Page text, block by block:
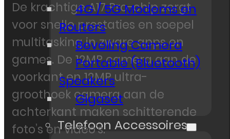
4G / 5G Modems en
Routers
Beveling Camera
Portable (Bluetooth)
Speakers
Gigaset
Telefoon Accessoires
De krachtige A17 Pro-chip zorgt
voor snelle prestaties en soepel
multitasking in zware apps en
games. De 12MP camera aan de
voorkant en 12MP ultra-
groothoek camera aan de
achterkant maken schitterende
foto’s en video’s.